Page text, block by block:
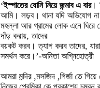
‘ইস্পাতের যোনি নিয়ে জন্মাব এ বার।
আমি। লড়ব। থানা যদি অভিযোগ
মহল্লা আর গ্রামের লোক এনে ঘিরে
দাঁড় করায়, তাদের
বয়কট করব। ত্যাগ করব তাদের, যারা
সমর্থন করে।’-অনিতা অগ্নিহোত্রী
আমরা মন্দির ,মসজিদ ,গির্জা তে